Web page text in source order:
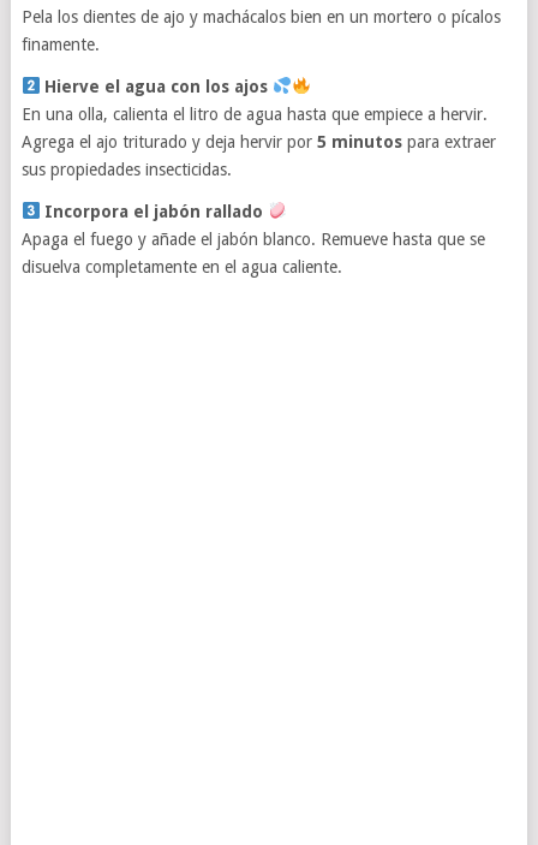
Pela los dientes de ajo y machácalos bien en un mortero o pícalos
finamente.
Hierve el agua con los ajos
En una olla, calienta el litro de agua hasta que empiece a hervir.
Agrega el ajo triturado y deja hervir por 5 minutospara extraer
sus propiedades insecticidas.
Incorpora el jabón rallado
Apaga el fuego y añade el jabón blanco. Remueve hasta que se
disuelva completamente en el agua caliente.